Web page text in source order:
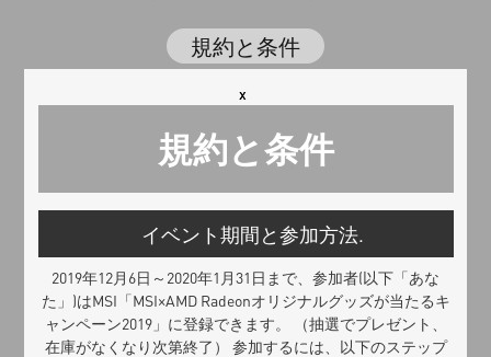
規約と条件
x
規約と条件
イベント期間と参加方法.
2019年12月6日～2020年1月31日まで、参加者(以下「あな
た」)はMSI「MSI×AMD Radeonオリジナルグッズが当たるキ
ャンペーン2019」に登録できます。 （抽選でプレゼント、
在庫がなくなり次第終了） 参加するには、以下のステップ